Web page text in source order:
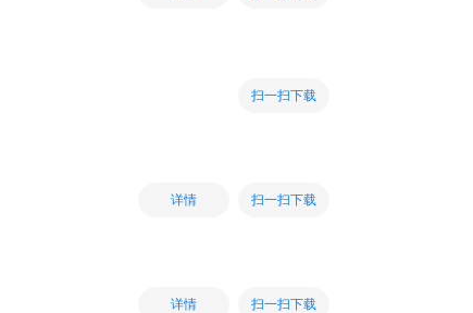
扫一扫下载
详情 扫一扫下载
详情 扫一扫下载